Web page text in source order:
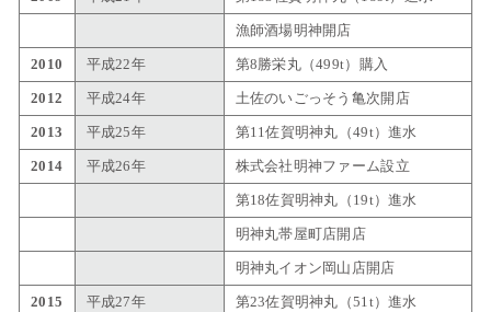
漁師酒場明神開店
2010 平成22年 第8勝栄丸（499t）購入
2012 平成24年 土佐のいごっそう亀次開店
2013 平成25年 第11佐賀明神丸（49t）進水
2014 平成26年 株式会社明神ファーム設立
第18佐賀明神丸（19t）進水
明神丸帯屋町店開店
明神丸イオン岡山店開店
2015 平成27年 第23佐賀明神丸（51t）進水